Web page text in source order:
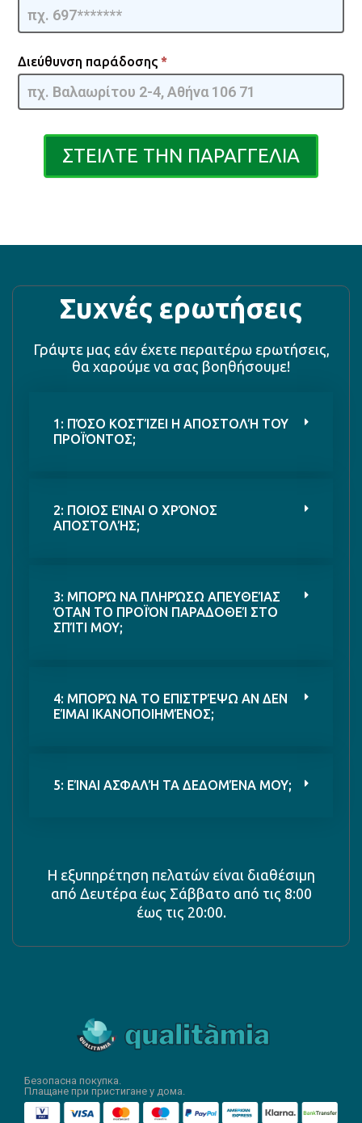
Διεύθυνση παράδοσης *
ΣΤΕΙΛΤΕ ΤΗΝ ΠΑΡΑΓΓΕΛΙΑ
Συχνές ερωτήσεις
Γράψτε μας εάν έχετε περαιτέρω ερωτήσεις,
θα χαρούμε να σας βοηθήσουμε!
1: ΠΌΣΟ ΚΟΣΤΊΖΕΙ Η ΑΠΟΣΤΟΛΉ ΤΟΥ
ΠΡΟΪΌΝΤΟΣ;
2: ΠΟΙΟΣ ΕΊΝΑΙ Ο ΧΡΌΝΟΣ
ΑΠΟΣΤΟΛΉΣ;
3: ΜΠΟΡΏ ΝΑ ΠΛΗΡΏΣΩ ΑΠΕΥΘΕΊΑΣ
ΌΤΑΝ ΤΟ ΠΡΟΪΌΝ ΠΑΡΑΔΟΘΕΊ ΣΤΟ
ΣΠΊΤΙ ΜΟΥ;
4: ΜΠΟΡΏ ΝΑ ΤΟ ΕΠΙΣΤΡΈΨΩ ΑΝ ΔΕΝ
ΕΊΜΑΙ ΙΚΑΝΟΠΟΙΗΜΈΝΟΣ;
5: ΕΊΝΑΙ ΑΣΦΑΛΉ ΤΑ ΔΕΔΟΜΈΝΑ ΜΟΥ;
Η εξυπηρέτηση πελατών είναι διαθέσιμη
από Δευτέρα έως Σάββατο από τις 8:00
έως τις 20:00.
Безопасна покупка.
Плащане при пристигане у дома.